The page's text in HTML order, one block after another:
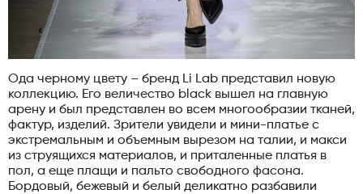
Ода черному цвету – бренд Li Lab представил новую
коллекцию. Его величество black вышел на главную
арену и был представлен во всем многообразии тканей,
фактур, изделий. Зрители увидели и мини-платье с
экстремальным и объемным вырезом на талии, и макси
из струящихся материалов, и приталенные платья в
пол, а еще плащи и пальто свободного фасона.
Бордовый, бежевый и белый деликатно разбавили